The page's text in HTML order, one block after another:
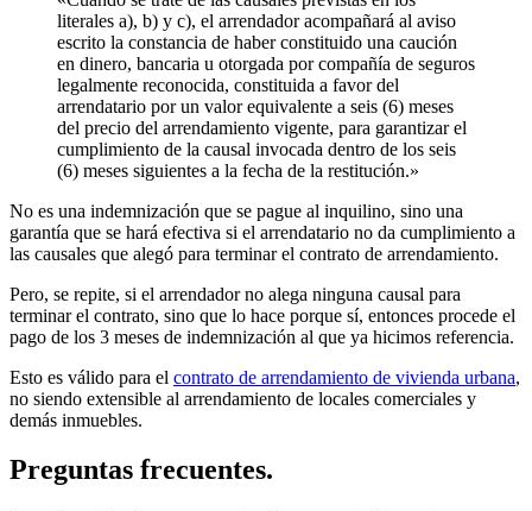
literales a), b) y c), el arrendador acompañará al aviso
escrito la constancia de haber constituido una caución
en dinero, bancaria u otorgada por compañía de seguros
legalmente reconocida, constituida a favor del
arrendatario por un valor equivalente a seis (6) meses
del precio del arrendamiento vigente, para garantizar el
cumplimiento de la causal invocada dentro de los seis
(6) meses siguientes a la fecha de la restitución.»
No es una indemnización que se pague al inquilino, sino una
garantía que se hará efectiva si el arrendatario no da cumplimiento a
las causales que alegó para terminar el contrato de arrendamiento.
Pero, se repite, si el arrendador no alega ninguna causal para
terminar el contrato, sino que lo hace porque sí, entonces procede el
pago de los 3 meses de indemnización al que ya hicimos referencia.
Esto es válido para el contrato de arrendamiento de vivienda urbana,
no siendo extensible al arrendamiento de locales comerciales y
demás inmuebles.
Preguntas frecuentes.